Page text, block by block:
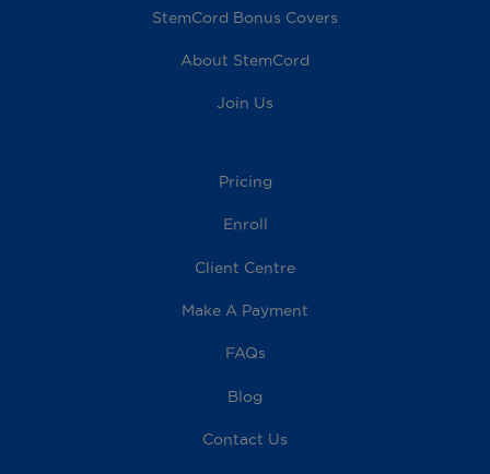
StemCord Bonus Covers
About StemCord
Join Us
Pricing
Enroll
Client Centre
Make A Payment
FAQs
Blog
Contact Us